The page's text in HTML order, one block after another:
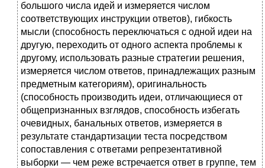
большого числа идей и измеряется числом
соответствующих инструкции ответов), гибкость
мысли (способность переключаться с одной идеи на
другую, переходить от одного аспекта проблемы к
другому, использовать разные стратегии решения,
измеряется числом ответов, принадлежащих разным
предметным категориям), оригинальность
(способность производить идеи, отличающиеся от
общепризнанных взглядов, способность избегать
очевидных, банальных ответов, измеряется в
результате стандартизации теста посредством
сопоставления с ответами репрезентативной
выборки — чем реже встречается ответ в группе, тем